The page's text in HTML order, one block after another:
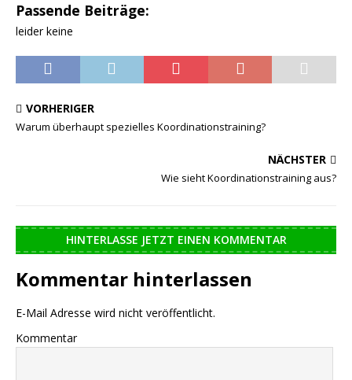
Passende Beiträge:
leider keine
VORHERIGER
Warum überhaupt spezielles Koordinationstraining?
NÄCHSTER
Wie sieht Koordinationstraining aus?
HINTERLASSE JETZT EINEN KOMMENTAR
Kommentar hinterlassen
E-Mail Adresse wird nicht veröffentlicht.
Kommentar